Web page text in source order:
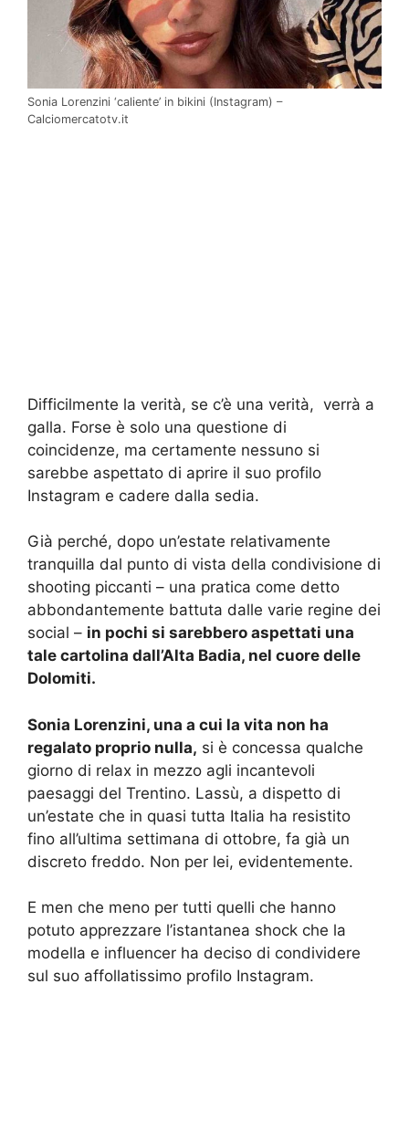
Sonia Lorenzini ‘caliente’ in bikini (Instagram) –
Calciomercatotv.it
Difficilmente la verità, se c’è una verità, verrà a
galla. Forse è solo una questione di
coincidenze, ma certamente nessuno si
sarebbe aspettato di aprire il suo profilo
Instagram e cadere dalla sedia.
Già perché, dopo un’estate relativamente
tranquilla dal punto di vista della condivisione di
shooting piccanti – una pratica come detto
abbondantemente battuta dalle varie regine dei
social – in pochi si sarebbero aspettati una
tale cartolina dall’Alta Badia, nel cuore delle
Dolomiti.
Sonia Lorenzini, una a cui la vita non ha
regalato proprio nulla, si è concessa qualche
giorno di relax in mezzo agli incantevoli
paesaggi del Trentino. Lassù, a dispetto di
un’estate che in quasi tutta Italia ha resistito
fino all’ultima settimana di ottobre, fa già un
discreto freddo. Non per lei, evidentemente.
E men che meno per tutti quelli che hanno
potuto apprezzare l’istantanea shock che la
modella e influencer ha deciso di condividere
sul suo affollatissimo profilo Instagram.